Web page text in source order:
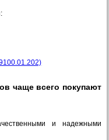
чаще всего покупают
и надежными